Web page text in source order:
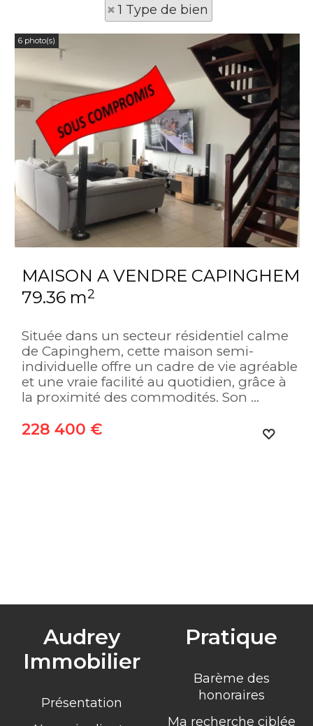
1 Type de bien
6 photo(s)
MAISON A VENDRE CAPINGHEM
79.36 m2
228 400 €
Située dans un secteur résidentiel calme
de Capinghem, cette maison semi-
individuelle offre un cadre de vie agréable
et une vraie facilité au quotidien, grâce à
la proximité des commodités. Son ...
Audrey
Immobilier
Présentation
Pratique
Barème des
honoraires
Ma recherche ciblée